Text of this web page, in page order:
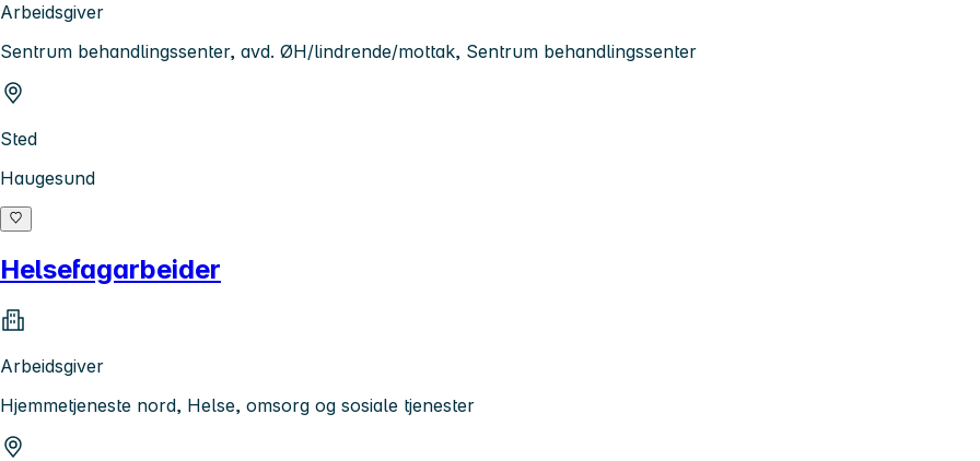
Arbeidsgiver
Sentrum behandlingssenter, avd. ØH/lindrende/mottak, Sentrum behandlingssenter
Sted
Haugesund
Helsefagarbeider
Arbeidsgiver
Hjemmetjeneste nord, Helse, omsorg og sosiale tjenester